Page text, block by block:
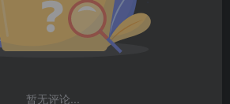
暂无评论...